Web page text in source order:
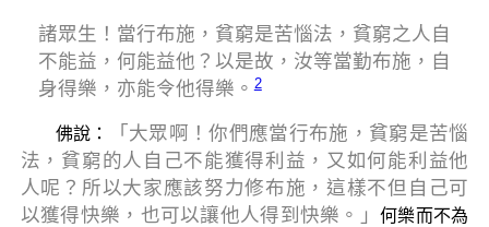
諸眾生！當行布施，貧窮是苦惱法，貧窮之人自
不能益，何能益他？以是故，汝等當勤布施，自
身得樂，亦能令他得樂。2
佛說：
「大眾啊！你們應當行布施，貧窮是苦惱
法，貧窮的人自己不能獲得利益，又如何能利益他
人呢？所以大家應該努力修布施，這樣不但自己可
以獲得快樂，也可以讓他人得到快樂。」何樂而不為